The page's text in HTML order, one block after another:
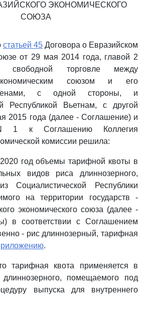
ЭКОНОМИЧЕСКОГО
СОЮЗА
статьей 45 Договора о Евразийском
от 29 мая 2014 года, главой 2
свободной торговле между
союзом и его
членами, с одной стороны, и
Республикой Вьетнам, с другой
2015 года (далее - Соглашение) и
1 к Соглашению Коллегия
комиссии решила:
год объемы тарифной квоты в
видов риса длиннозерного,
Социалистической Республики
на территории государств -
экономического союза (далее -
в соответствии с Соглашением
- рис длиннозерный, тарифная
.
тарифная квота применяется в
помещаемого под
выпуска для внутреннего